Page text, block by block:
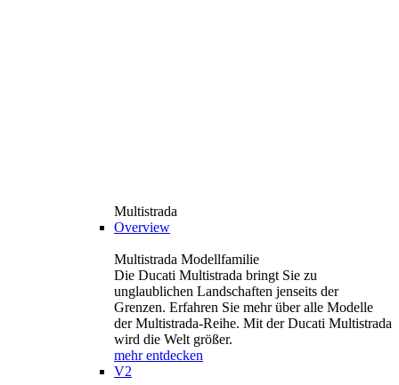
Multistrada
Overview
Multistrada Modellfamilie
Die Ducati Multistrada bringt Sie zu
unglaublichen Landschaften jenseits der
Grenzen. Erfahren Sie mehr über alle Modelle
der Multistrada-Reihe. Mit der Ducati Multistrada
wird die Welt größer.
mehr entdecken
V2